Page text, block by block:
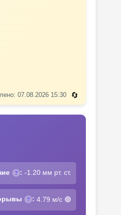
07.08.2026 15:30 🔄
? : -1.20 мм рт. ст.
? : 4.79 м/с 🟢